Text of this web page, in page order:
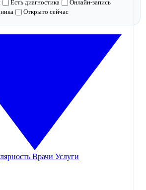
Есть диагностика
Онлайн-запись
Открыто сейчас
Врачи Услуги